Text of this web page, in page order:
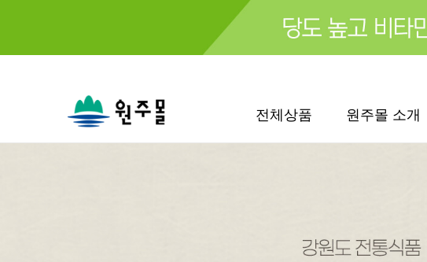
전체상품 원주몰 소개